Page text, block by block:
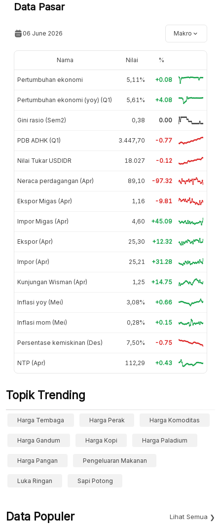
Data Pasar
06 June 2026 Makro
Nama Nilai %
Pertumbuhan ekonomi 5,11% +0.08
Pertumbuhan ekonomi (yoy) (Q1) 5,61% +4.08
Gini rasio (Sem2) 0,38 0.00
PDB ADHK (Q1) 3.447,70 -0.77
Nilai Tukar USDIDR 18.027 -0.12
Neraca perdagangan (Apr) 89,10 -97.32
Ekspor Migas (Apr) 1,16 -9.81
Impor Migas (Apr) 4,60 +45.09
Ekspor (Apr) 25,30 +12.32
Impor (Apr) 25,21 +31.28
Kunjungan Wisman (Apr) 1,25 +14.75
Inflasi yoy (Mei) 3,08% +0.66
Inflasi mom (Mei) 0,28% +0.15
Persentase kemiskinan (Des) 7,50% -0.75
NTP (Apr) 112,29 +0.43
Topik Trending
Harga Tembaga Harga Perak Harga Komoditas
Harga Gandum Harga Kopi Harga Paladium
Harga Pangan Pengeluaran Makanan
Luka Ringan Sapi Potong
Data Populer Lihat Semua